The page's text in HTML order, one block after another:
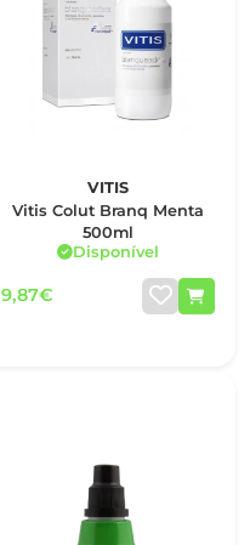
VITIS
Vitis Colut Branq Menta
500ml
Disponível
9,87€